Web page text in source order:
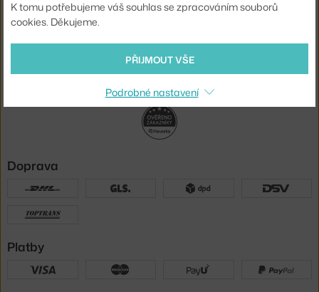
K tomu potřebujeme váš souhlas se zpracováním souborů
cookies. Děkujeme.
PŘIJMOUT VŠE
Podrobné nastavení
Nákup
Sortiment
Sledujte nás
Doprava
Platby